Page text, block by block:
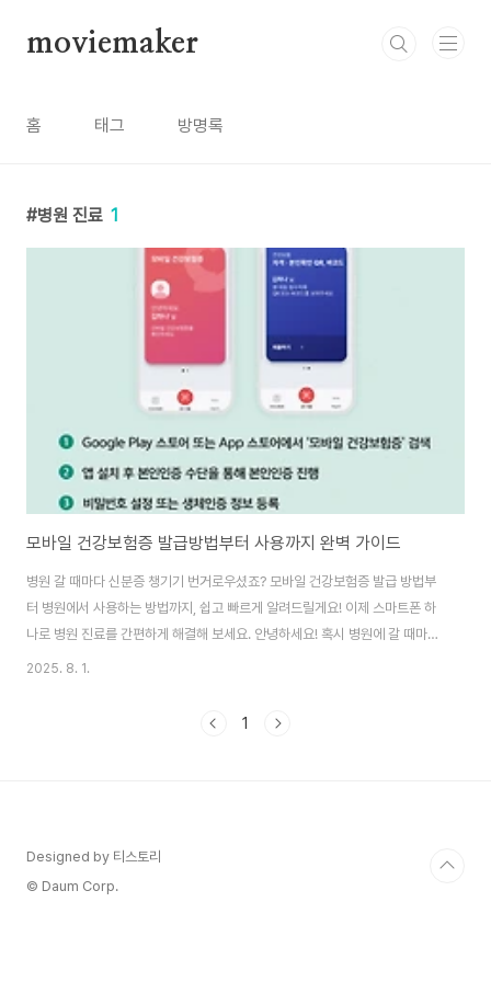
moviemaker
홈 태그 방명록
병원 진료 1
모바일 건강보험증 발급방법부터 사용까지 완벽 가이드
병원 갈 때마다 신분증 챙기기 번거로우셨죠? 모바일 건강보험증 발급 방법부
터 병원에서 사용하는 방법까지, 쉽고 빠르게 알려드릴게요! 이제 스마트폰 하
나로 병원 진료를 간편하게 해결해 보세요. 안녕하세요! 혹시 병원에 갈 때마다
지갑에서 신분증을 찾느라 시간을 허비하거나, 급하게 나왔다가 신분증을 놓고
이제는 그럴 걱정이 없어졌어요. 바로 모바일 건강보험증 덕분인데요. 2024
2025. 8. 1.
1
Designed by 티스토리
© Daum Corp.